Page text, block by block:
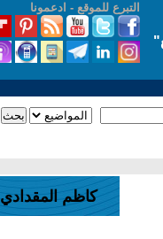
التبرع للموقع - ادعمونا
"
كاظم المقدادي